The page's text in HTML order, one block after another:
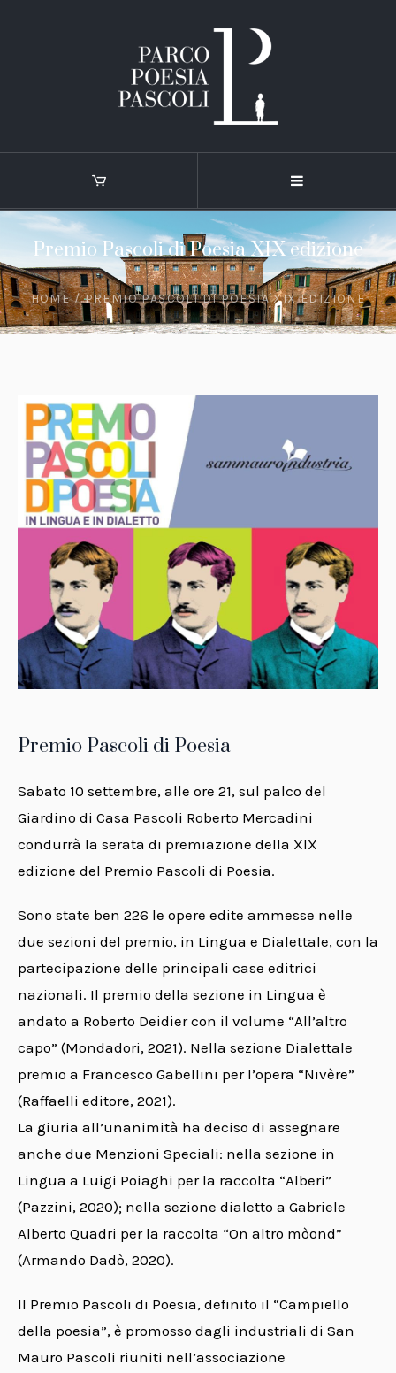
Premio Pascoli di Poesia XIX edizione
HOME / PREMIO PASCOLI DI POESIA XIX EDIZIONE
Premio Pascoli di Poesia
Sabato 10 settembre, alle ore 21, sul palco del
Giardino di Casa Pascoli Roberto Mercadini
condurrà la serata di premiazione della XIX
edizione del Premio Pascoli di Poesia.
Sono state ben 226 le opere edite ammesse nelle
due sezioni del premio, in Lingua e Dialettale, con la
partecipazione delle principali case editrici
nazionali. Il premio della sezione in Lingua è
andato a Roberto Deidier con il volume “All’altro
capo” (Mondadori, 2021). Nella sezione Dialettale
premio a Francesco Gabellini per l’opera “Nivère”
(Raffaelli editore, 2021).
La giuria all’unanimità ha deciso di assegnare
anche due Menzioni Speciali: nella sezione in
Lingua a Luigi Poiaghi per la raccolta “Alberi”
(Pazzini, 2020); nella sezione dialetto a Gabriele
Alberto Quadri per la raccolta “On altro mòond”
(Armando Dadò, 2020).
Il Premio Pascoli di Poesia, definito il “Campiello
della poesia”, è promosso dagli industriali di San
Mauro Pascoli riuniti nell’associazione